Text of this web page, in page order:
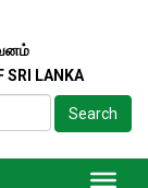
SRI LANKA
Search